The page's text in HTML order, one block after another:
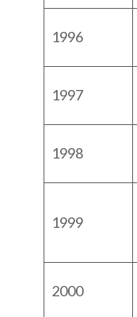
1996
1997
1998
1999
2000